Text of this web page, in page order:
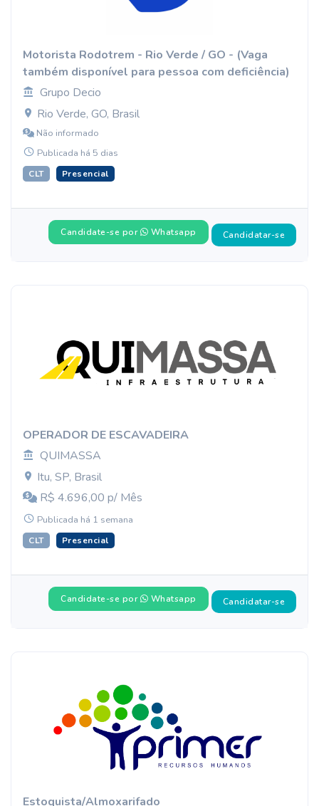
Motorista Rodotrem - Rio Verde / GO - (Vaga
também disponível para pessoa com deficiência)
Grupo Decio
Rio Verde, GO, Brasil
Não informado
Publicada há 5 dias
CLT Presencial
Candidate-se por Whatsapp Candidatar-se
OPERADOR DE ESCAVADEIRA
QUIMASSA
Itu, SP, Brasil
R$ 4.696,00 p/ Mês
Publicada há 1 semana
CLT Presencial
Candidate-se por Whatsapp Candidatar-se
Estoquista/Almoxarifado